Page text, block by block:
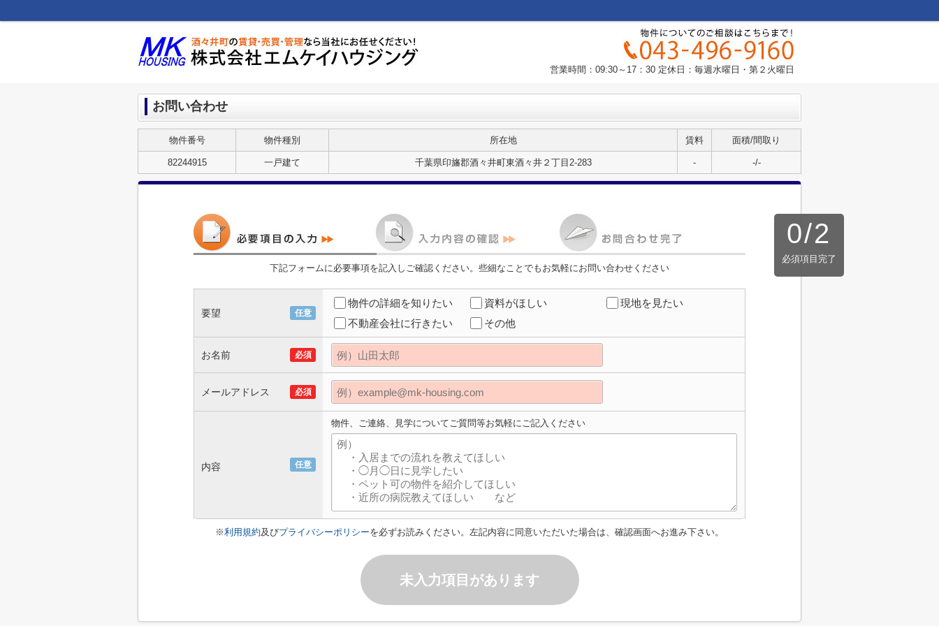
営業時間：09:30～17：30 定休日：毎週水曜日・第２火曜日
お問い合わせ
物件番号 物件種別 所在地 賃料 面積/間取り
82244915 一戸建て 千葉県印旛郡酒々井町東酒々井２丁目2-283 - -/-
0/2
必須項目完了
下記フォームに必要事項を記入しご確認ください。些細なことでもお気軽にお問い合わせください
要望 任意
物件の詳細を知りたい 資料がほしい
現地を見たい
不動産会社に行きたい
その他
お名前 必須
メールアドレス 必須
内容 任意
物件、ご連絡、見学についてご質問等お気軽にご記入ください
※利用規約及びプライバシーポリシーを必ずお読みください。左記内容に同意いただいた場合は、確認画面へお進み下さい。
未入力項目があります